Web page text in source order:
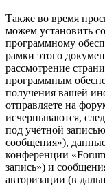
Также во время
можем установить
программному
рамки этого
рассмотрение
программным
получения вашей
отправляете на
исчерпываются,
под учётной
сообщения»),
конференции
запись») и
авторизации (в